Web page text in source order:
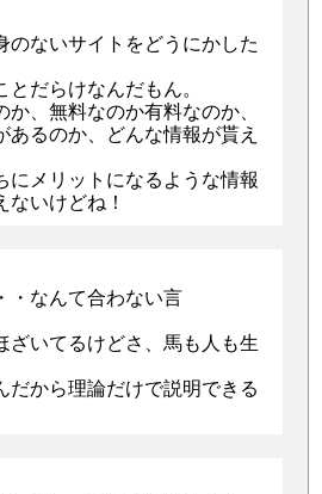
のないサイトをどうにかした
だらけなんだもん。
か、無料なのか有料なのか、
あるのか、どんな情報が貰え
にメリットになるような情報
ないけどね！
・なんて合わない言
ざいてるけどさ、馬も人も生
だから理論だけで説明できる